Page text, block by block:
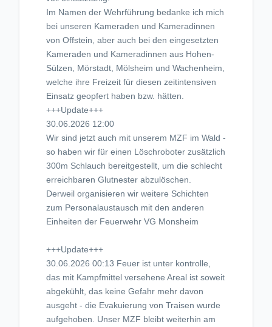
Im Namen der Wehrführung bedanke ich mich
bei unseren Kameraden und Kameradinnen
von Offstein, aber auch bei den eingesetzten
Kameraden und Kameradinnen aus Hohen-
Sülzen, Mörstadt, Mölsheim und Wachenheim,
welche ihre Freizeit für diesen zeitintensiven
Einsatz geopfert haben bzw. hätten.
+++Update+++
30.06.2026 12:00
Wir sind jetzt auch mit unserem MZF im Wald -
so haben wir für einen Löschroboter zusätzlich
300m Schlauch bereitgestellt, um die schlecht
erreichbaren Glutnester abzulöschen.
Derweil organisieren wir weitere Schichten
zum Personalaustausch mit den anderen
Einheiten der Feuerwehr VG Monsheim
+++Update+++
30.06.2026 00:13 Feuer ist unter kontrolle,
das mit Kampfmittel versehene Areal ist soweit
abgekühlt, das keine Gefahr mehr davon
ausgeht - die Evakuierung von Traisen wurde
aufgehoben. Unser MZF bleibt weiterhin am